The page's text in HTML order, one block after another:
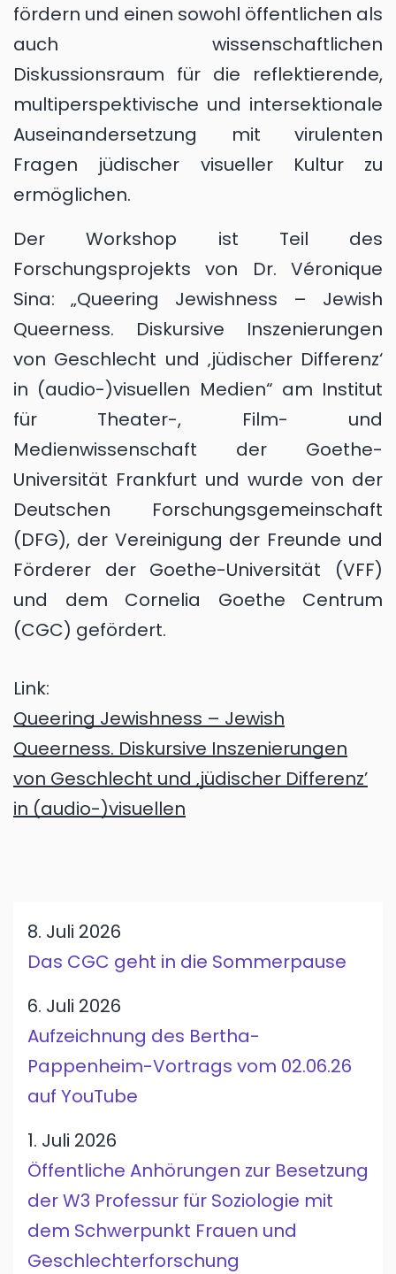
fördern und einen sowohl öffentlichen als
auch wissenschaftlichen
Diskussionsraum für die reflektierende,
multiperspektivische und intersektionale
Auseinandersetzung mit virulenten
Fragen jüdischer visueller Kultur zu
ermöglichen.
Der Workshop ist Teil des
Forschungsprojekts von Dr. Véronique
Sina: „Queering Jewishness – Jewish
Queerness. Diskursive Inszenierungen
von Geschlecht und ‚jüdischer Differenz‘
in (audio-)visuellen Medien“ am Institut
für Theater-, Film- und
Medienwissenschaft der Goethe-
Universität Frankfurt und wurde von der
Deutschen Forschungsgemeinschaft
(DFG), der Vereinigung der Freunde und
Förderer der Goethe-Universität (VFF)
und dem Cornelia Goethe Centrum
(CGC) gefördert.
Link:
Queering Jewishness – Jewish
Queerness. Diskursive Inszenierungen
von Geschlecht und ‚jüdischer Differenz’
in (audio-)visuellen
8. Juli 2026
Das CGC geht in die Sommerpause
6. Juli 2026
Aufzeichnung des Bertha-
Pappenheim-Vortrags vom 02.06.26
auf YouTube
1. Juli 2026
Öffentliche Anhörungen zur Besetzung
der W3 Professur für Soziologie mit
dem Schwerpunkt Frauen und
Geschlechterforschung